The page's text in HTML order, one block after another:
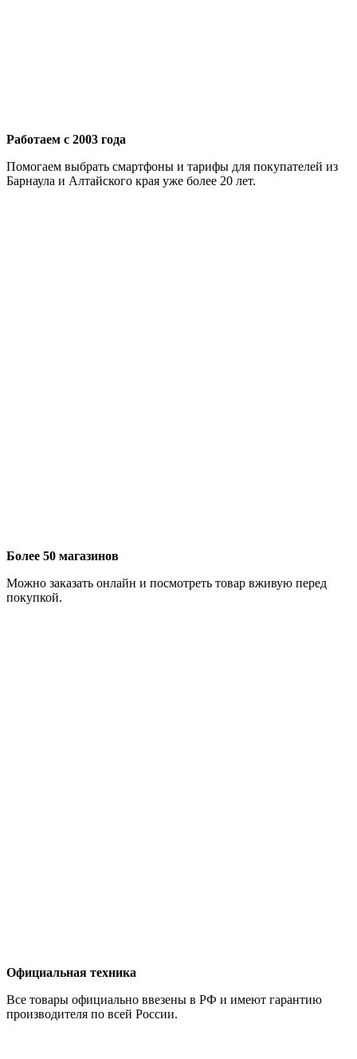
Работаем с 2003 года
Помогаем выбрать смартфоны и тарифы для покупателей из
Барнаула и Алтайского края уже более 20 лет.
Более 50 магазинов
Можно заказать онлайн и посмотреть товар вживую перед
покупкой.
Официальная техника
Все товары официально ввезены в РФ и имеют гарантию
производителя по всей России.